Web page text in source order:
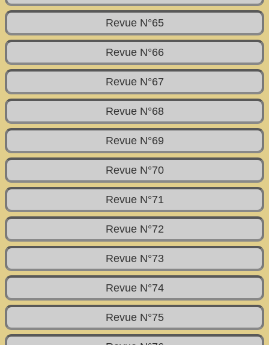
Revue N°65
Revue N°66
Revue N°67
Revue N°68
Revue N°69
Revue N°70
Revue N°71
Revue N°72
Revue N°73
Revue N°74
Revue N°75